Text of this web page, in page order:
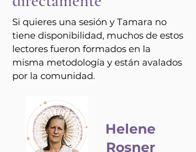
Si quieres una sesión y Tamara no
tiene disponibilidad, muchos de estos
lectores fueron formados en la
misma metodología y están avalados
por la comunidad.
Helene
Rosner